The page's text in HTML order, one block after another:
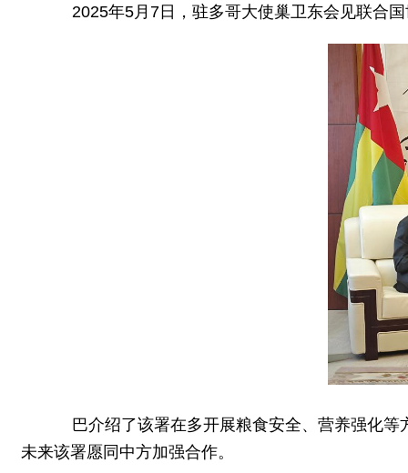
2025年5月7日，驻多哥大使巢卫东会见联合国
巴介绍了该署在多开展粮食安全、营养强化等
未来该署愿同中方加强合作。